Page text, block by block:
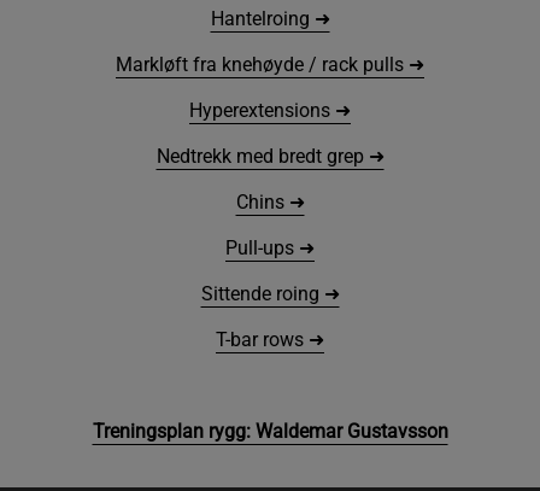
Hantelroing ➜
Markløft fra knehøyde / rack pulls ➜
Hyperextensions ➜
Nedtrekk med bredt grep ➜
Chins ➜
Pull-ups ➜
Sittende roing ➜
T-bar rows ➜
Treningsplan rygg: Waldemar Gustavsson